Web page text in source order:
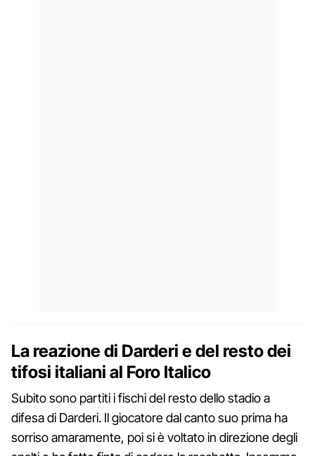
La reazione di Darderi e del resto dei
tifosi italiani al Foro Italico
Subito sono partiti i fischi del resto dello stadio a
difesa di Darderi. Il giocatore dal canto suo prima ha
sorriso amaramente, poi si è voltato in direzione degli